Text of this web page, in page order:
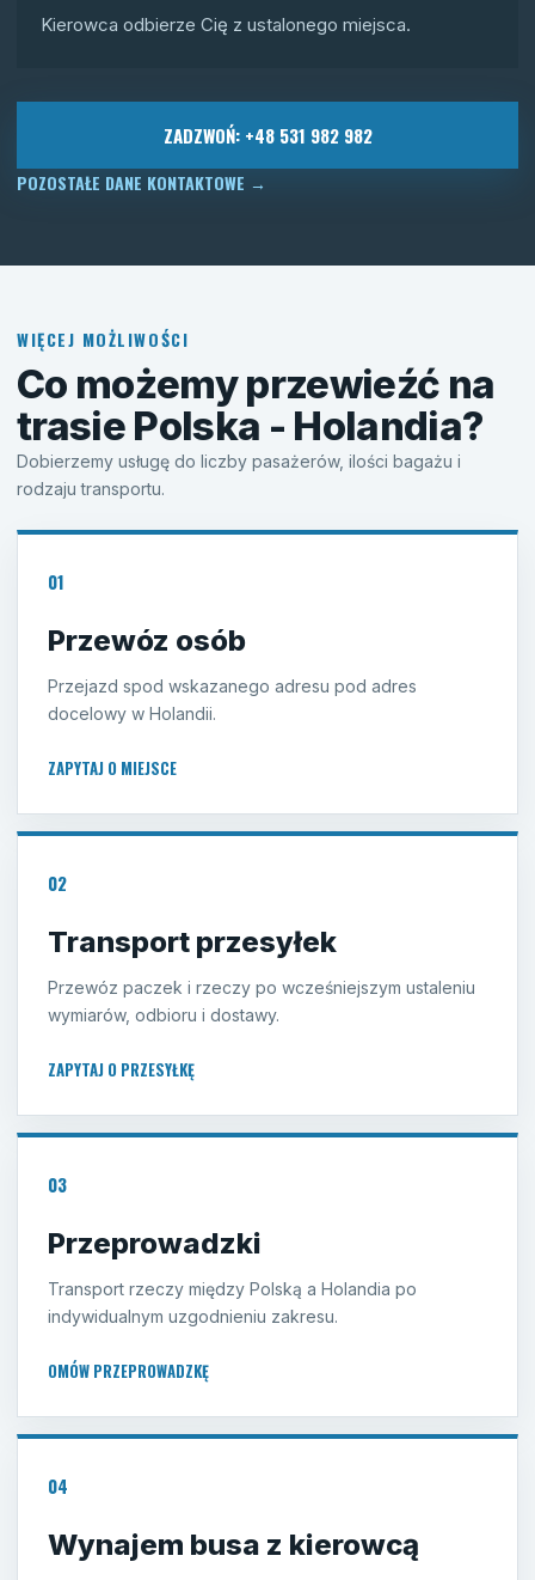
Kierowca odbierze Cię z ustalonego miejsca.
ZADZWOŃ: +48 531 982 982
POZOSTAŁE DANE KONTAKTOWE →
WIĘCEJ MOŻLIWOŚCI
Co możemy przewieźć na
trasie Polska - Holandia?
Dobierzemy usługę do liczby pasażerów, ilości bagażu i
rodzaju transportu.
01
Przewóz osób
Przejazd spod wskazanego adresu pod adres
docelowy w Holandii.
ZAPYTAJ O MIEJSCE
02
Transport przesyłek
Przewóz paczek i rzeczy po wcześniejszym ustaleniu
wymiarów, odbioru i dostawy.
ZAPYTAJ O PRZESYŁKĘ
03
Przeprowadzki
Transport rzeczy między Polską a Holandia po
indywidualnym uzgodnieniu zakresu.
OMÓW PRZEPROWADZKĘ
04
Wynajem busa z kierowcą